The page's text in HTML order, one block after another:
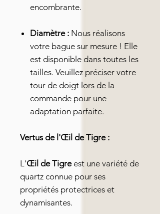
encombrante.
Diamètre : Nous réalisons
votre bague sur mesure ! Elle
est disponible dans toutes les
tailles. Veuillez préciser votre
tour de doigt lors de la
commande pour une
adaptation parfaite.
Vertus de l'Œil de Tigre :
L'Œil de Tigre est une variété de
quartz connue pour ses
propriétés protectrices et
dynamisantes.